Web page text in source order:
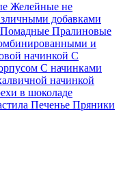
Желейные не
добавками
Помадные Пралиновые
и
начинкой С
С начинками
начинкой
в шоколаде
Печенье Пряники